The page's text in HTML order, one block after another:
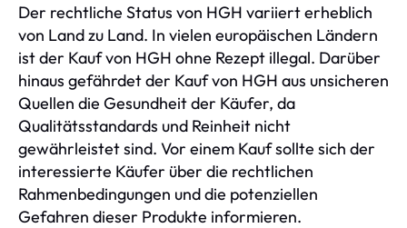
Der rechtliche Status von HGH variiert erheblich
von Land zu Land. In vielen europäischen Ländern
ist der Kauf von HGH ohne Rezept illegal. Darüber
hinaus gefährdet der Kauf von HGH aus unsicheren
Quellen die Gesundheit der Käufer, da
Qualitätsstandards und Reinheit nicht
gewährleistet sind. Vor einem Kauf sollte sich der
interessierte Käufer über die rechtlichen
Rahmenbedingungen und die potenziellen
Gefahren dieser Produkte informieren.